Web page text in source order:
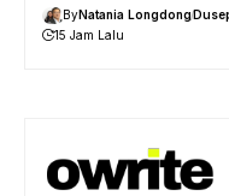
ByNatania Longdong
15 Jam Lalu